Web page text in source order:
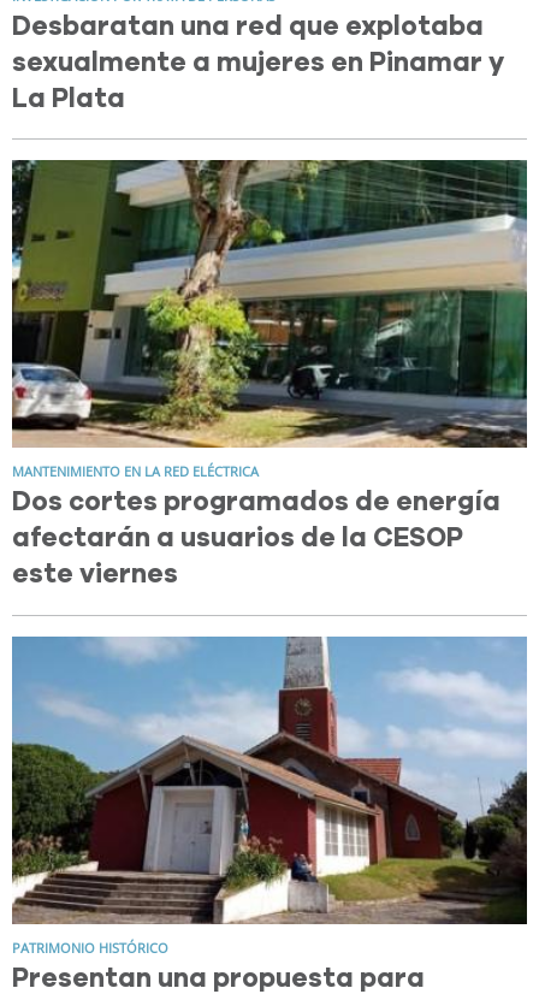
Desbaratan una red que explotaba
sexualmente a mujeres en Pinamar y
La Plata
MANTENIMIENTO EN LA RED ELÉCTRICA
Dos cortes programados de energía
afectarán a usuarios de la CESOP
este viernes
PATRIMONIO HISTÓRICO
Presentan una propuesta para